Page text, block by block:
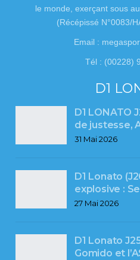
le monde, exerçant sous
(Récépissé N°0083/
Email :
Tél : (00228)
D1
D1 LONATO
de justesse,
31 Mai 2026
D1 Lonato
explosive :
27 Mai 2026
D1 Lonato
Gomido et